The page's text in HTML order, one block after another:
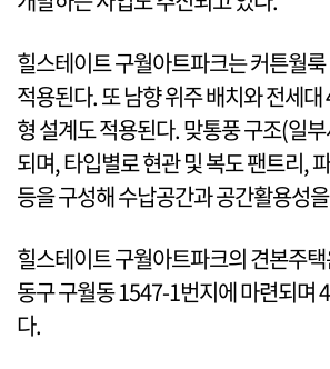
힐스테이트 구월아트파크는 커튼월
적용된다. 또 남향 위주 배치와 전세
형 설계도 적용된다. 맞통풍 구조(일
되며, 타입별로 현관 및 복도 팬트리,
등을 구성해 수납공간과 공간활용성
힐스테이트 구월아트파크의 견본주
동구 구월동 1547-1번지에 마련되며
다.